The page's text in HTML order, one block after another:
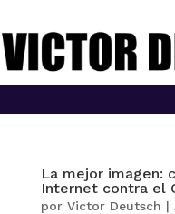
La mejor imagen:
Internet contra el
por Victor Deutsch |